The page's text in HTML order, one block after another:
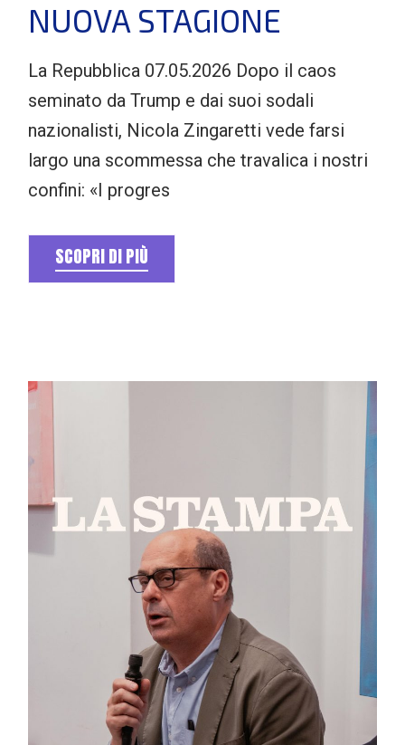
NUOVA STAGIONE
La Repubblica 07.05.2026 Dopo il caos
seminato da Trump e dai suoi sodali
nazionalisti, Nicola Zingaretti vede farsi
largo una scommessa che travalica i nostri
confini: «I progres
SCOPRI DI PIÙ